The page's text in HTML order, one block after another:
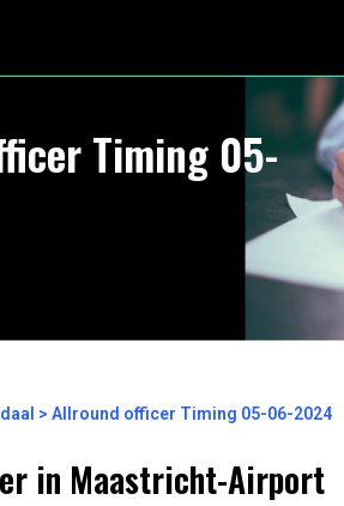
Timing 05-
Allround officer Timing 05-06-2024
in Maastricht-Airport